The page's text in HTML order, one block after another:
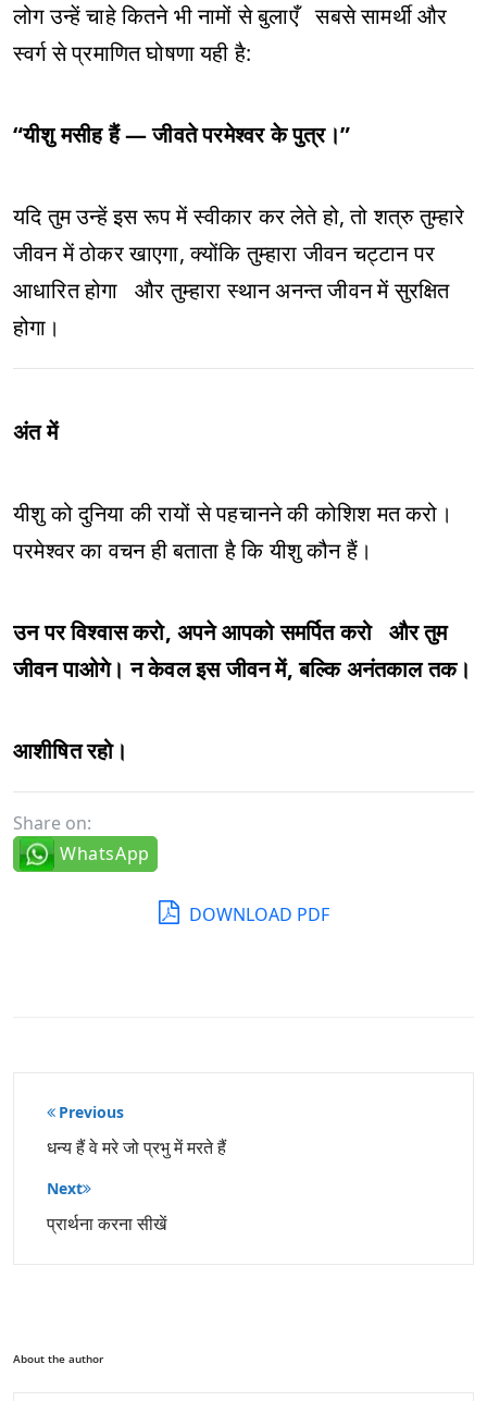
लोग उन्हें चाहे कितने भी नामों से बुलाएँ सबसे सामर्थी और
स्वर्ग से प्रमाणित घोषणा यही है:
“यीशु मसीह हैं — जीवते परमेश्वर के पुत्र।”
यदि तुम उन्हें इस रूप में स्वीकार कर लेते हो, तो शत्रु तुम्हारे
जीवन में ठोकर खाएगा, क्योंकि तुम्हारा जीवन चट्टान पर
आधारित होगा और तुम्हारा स्थान अनन्त जीवन में सुरक्षित
होगा।
अंत में
यीशु को दुनिया की रायों से पहचानने की कोशिश मत करो।
परमेश्वर का वचन ही बताता है कि यीशु कौन हैं।
उन पर विश्वास करो, अपने आपको समर्पित करो और तुम
जीवन पाओगे। न केवल इस जीवन में, बल्कि अनंतकाल तक।
आशीषित रहो।
Share on:
WhatsApp
DOWNLOAD PDF
पोस्ट
नेविगेशन
Previous
धन्य हैं वे मरे जो प्रभु में मरते हैं
Next
प्रार्थना करना सीखें
About the author